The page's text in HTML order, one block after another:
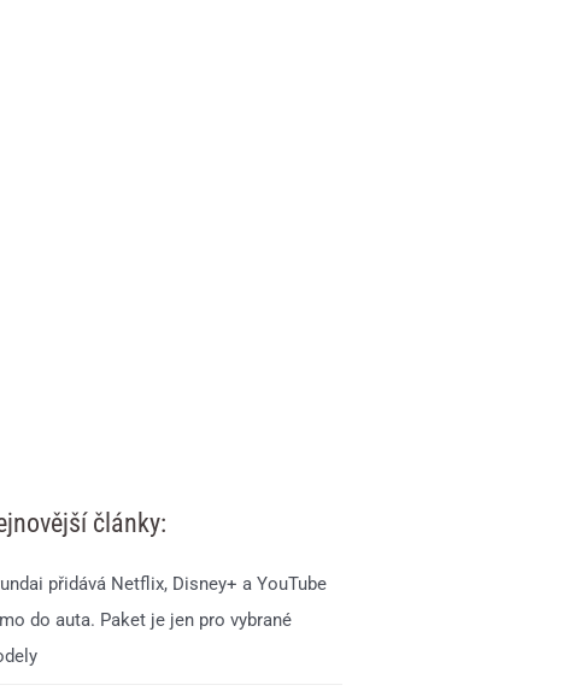
články:
přidává Netflix, Disney+ a YouTube
do auta. Paket je jen pro vybrané